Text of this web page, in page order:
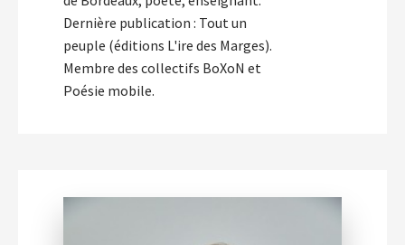
Dernière publication : Tout un
peuple (éditions L'ire des Marges).
Membre des collectifs BoXoN et
Poésie mobile.